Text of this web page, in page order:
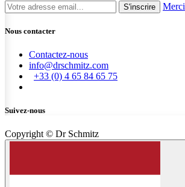
S'inscrire Merci
Nous contacter
Contactez-nous
info@drschmitz.com
+33 (0) 4 65 84 65 75
Suivez-nous
Copyright © Dr Schmitz